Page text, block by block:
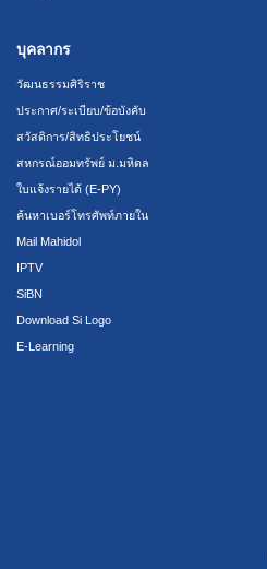
บุคลากร
วัฒนธรรมศิริราช
ประกาศ/ระเบียบ/ข้อบังคับ
สวัสดิการ/สิทธิประโยชน์
สหกรณ์ออมทรัพย์ ม.มหิดล
ใบแจ้งรายได้ (E-PY)
ค้นหาเบอร์โทรศัพท์ภายใน
Mail Mahidol
IPTV
SiBN
Download Si Logo
E-Learning